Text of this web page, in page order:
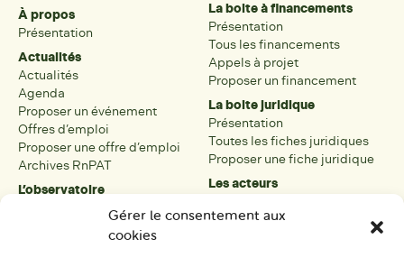
Gérer le consentement aux
cookies
À propos
Présentation
Actualités
Actualités
Agenda
Proposer un événement
Offres d’emploi
Proposer une offre d’emploi
Archives RnPAT
L’observatoire
Présentation de l’observatoire
La boite à financements
Présentation
Tous les financements
Appels à projet
Proposer un financement
La boite juridique
Présentation
Toutes les fiches juridiques
Proposer une fiche juridique
Les acteurs
Tous les acteurs